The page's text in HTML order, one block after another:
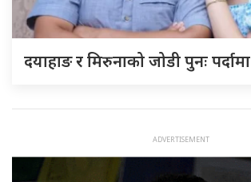
दयाहाङ र मिरुनाको जोडी पुनः पर्दामा